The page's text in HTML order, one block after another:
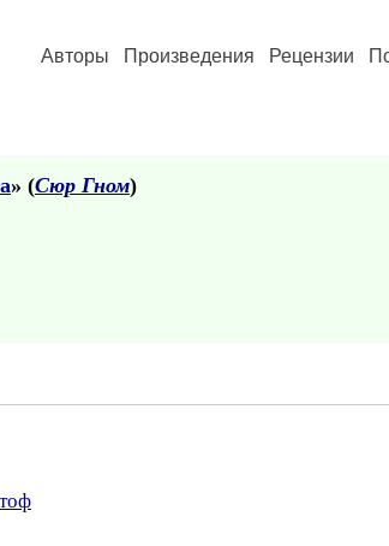
Авторы Произведения Рецензии
» (Сюр Гном)